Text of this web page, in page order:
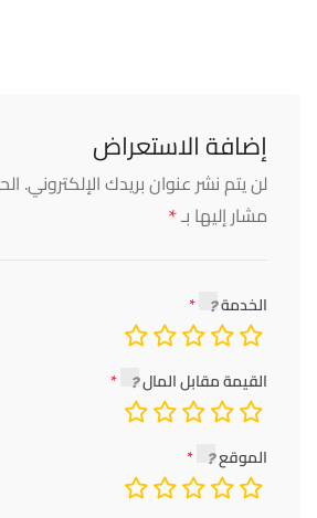
إضافة الاستعراض
لن يتم نشر عنوان بريدك الإلكتروني.
مشار إليها بـ*
الخدمة
القيمة مقابل المال
الموقع